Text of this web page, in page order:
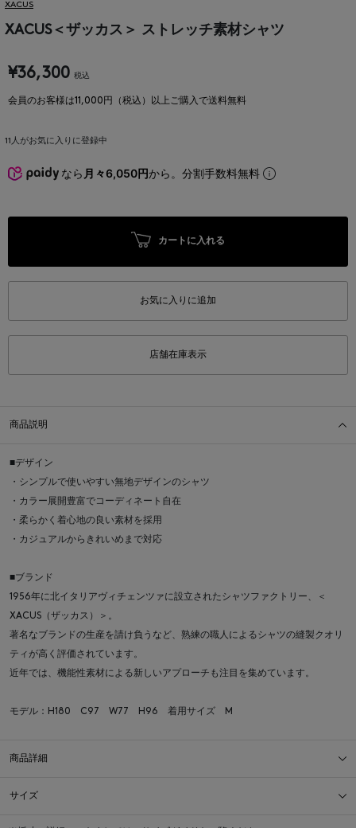
XACUS
XACUS＜ザッカス＞ ストレッチ素材シャツ
¥36,300 税込
会員のお客様は11,000円（税込）以上ご購入で送料無料
11 人がお気に入りに登録中
なら 月々6,050円から。分割手数料無料
カートに入れる
お気に入りに追加
店舗在庫表示
商品説明
■デザイン
・シンプルで使いやすい無地デザインのシャツ
・カラー展開豊富でコーディネート自在
・柔らかく着心地の良い素材を採用
・カジュアルからきれいめまで対応
■ブランド
1956年に北イタリアヴィチェンツァに設立されたシャツファクトリー、＜
XACUS（ザッカス）＞。
著名なブランドの生産を請け負うなど、熟練の職人によるシャツの縫製クオリ
ティが高く評価されています。
近年では、機能性素材による新しいアプローチも注目を集めています。
モデル：H180 C97 W77 H96 着用サイズ M
商品詳細
サイズ